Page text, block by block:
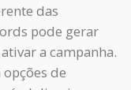
das
pode gerar
a campanha.
opções de